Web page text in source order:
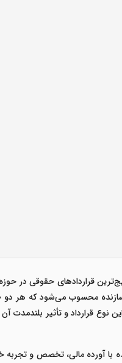
قراردادهای حقوقی در
محسوب می‌شود که هر دو
و تأثیر بلندمدت آن
مالی، تخصص و تجربه